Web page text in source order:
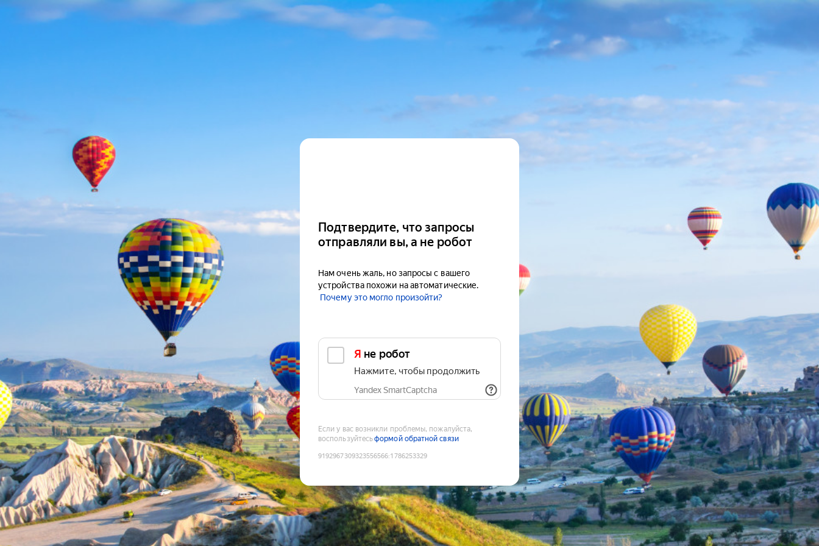
Подтвердите, что запросы
отправляли вы, а не робот
Нам очень жаль, но запросы с вашего
устройства похожи на автоматические.
Почему это могло произойти?
Я не робот
Нажмите, чтобы продолжить
Yandex SmartCaptcha
Если у вас возникли проблемы, пожалуйста,
воспользуйтесьформой обратной связи
9192967309323556566:1786253329